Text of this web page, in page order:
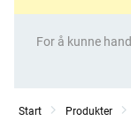
For å kunne
Start Produkter